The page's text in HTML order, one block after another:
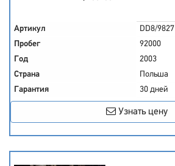
Артикул
DD8/9827
Пробег
92000
Год
2003
Страна
Польша
Гарантия
30 дней
Узнать цену